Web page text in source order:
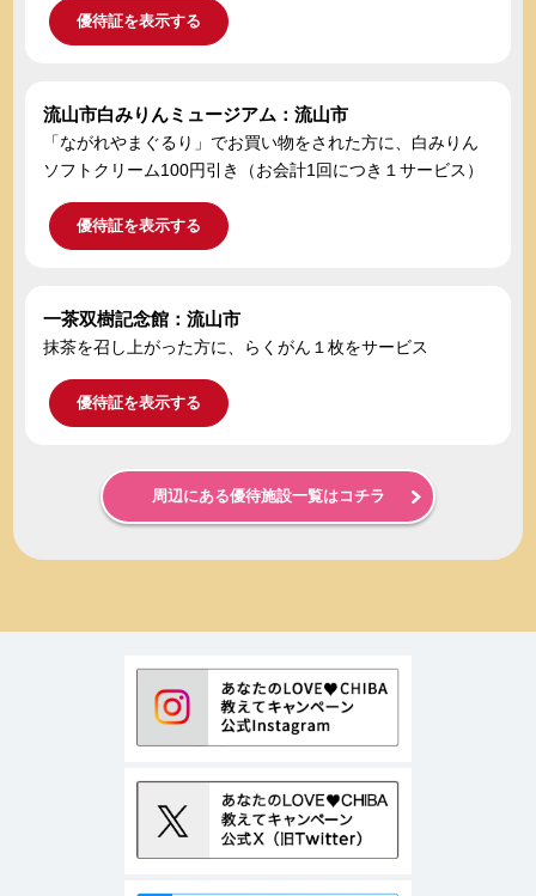
優待証を表示する
流山市白みりんミュージアム：流山市
「ながれやまぐるり」でお買い物をされた方に、白みりん
ソフトクリーム100円引き（お会計1回につき１サービス）
優待証を表示する
一茶双樹記念館：流山市
抹茶を召し上がった方に、らくがん１枚をサービス
優待証を表示する
周辺にある優待施設一覧はコチラ